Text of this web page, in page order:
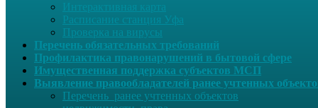
Интерактивная карта
Расписание станция Уфа
Проверка на вирусы
Перечень обязательных требований
Профилактика правонарушений в бытовой сфере
Имущественная поддержка субъектов МСП
Выявление правообладателей ранее учтенных
Перечень ранее учтенных объектов